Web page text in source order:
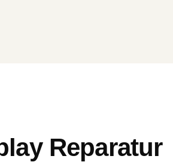
Reparatur